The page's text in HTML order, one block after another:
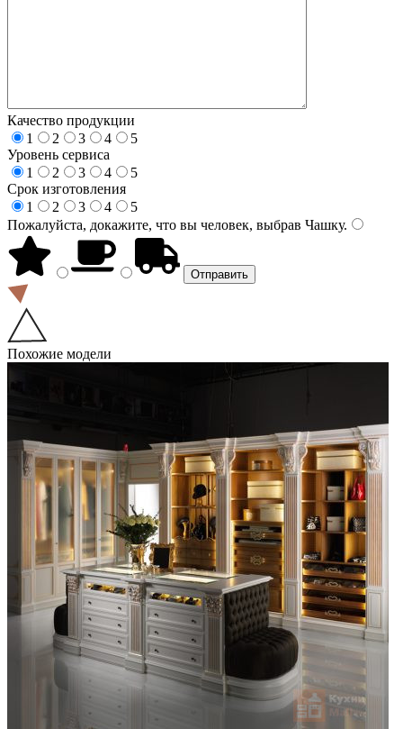
Качество продукции
1
2 3 4
5
Уровень сервиса
1
2 3 4
5
Срок изготовления
1
2 3 4
5
Пожалуйста, докажите, что вы человек, выбрав Чашку.
Похожие модели